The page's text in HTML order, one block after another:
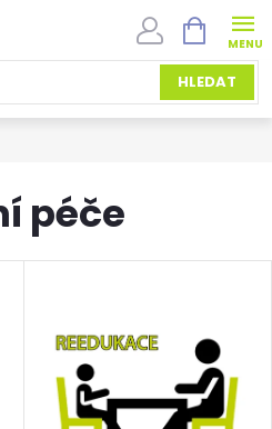
HLEDAT
NÁKUPNÍ
KOŠÍK
péče